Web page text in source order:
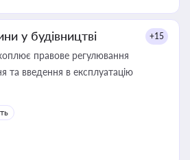
у будівництві +15
правове регулювання
та введення в експлуатацію